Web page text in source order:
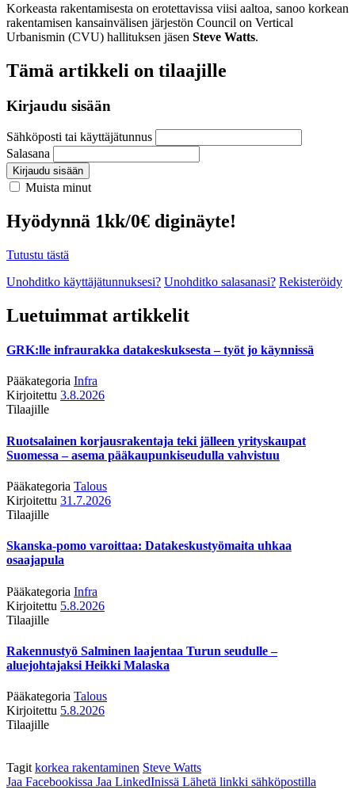
Korkeasta rakentamisesta on erotettavissa viisi aaltoa, sanoo korkean
rakentamisen kansainvälisen järjestön Council on Vertical
Urbanismin (CVU) hallituksen jäsen Steve Watts.
Tämä artikkeli on tilaajille
Kirjaudu sisään
Sähköposti tai käyttäjätunnus
Salasana
Kirjaudu sisään
Muista minut
Hyödynnä 1kk/0€ diginäyte!
Tutustu tästä
Unohditko käyttäjätunnuksesi? Unohditko salasanasi? Rekisteröidy
Luetuimmat artikkelit
GRK:lle infraurakka datakeskuksesta – työt jo käynnissä
Pääkategoria Infra
Kirjoitettu 3.8.2026
Tilaajille
Ruotsalainen korjausrakentaja teki jälleen yrityskaupat
Suomessa – asema pääkaupunkiseudulla vahvistuu
Pääkategoria Talous
Kirjoitettu 31.7.2026
Tilaajille
Skanska-pomo varoittaa: Datakeskustyömaita uhkaa
osaajapula
Pääkategoria Infra
Kirjoitettu 5.8.2026
Tilaajille
Rakennustyö Salminen laajentaa Turun seudulle –
aluejohtajaksi Heikki Malaska
Pääkategoria Talous
Kirjoitettu 5.8.2026
Tilaajille
Tagit korkea rakentaminen Steve Watts
Jaa Facebookissa Jaa LinkedInissä Lähetä linkki sähköpostilla